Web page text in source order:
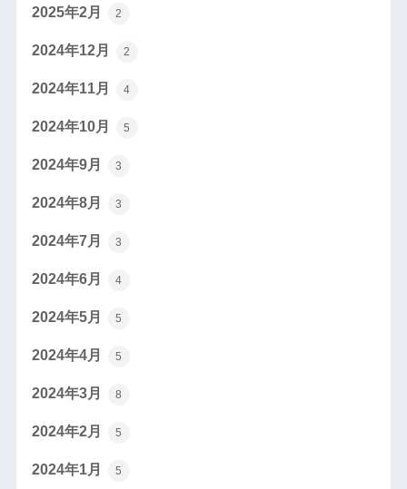
2025年2月 2
2024年12月 2
2024年11月 4
2024年10月 5
2024年9月 3
2024年8月 3
2024年7月 3
2024年6月 4
2024年5月 5
2024年4月 5
2024年3月 8
2024年2月 5
2024年1月 5